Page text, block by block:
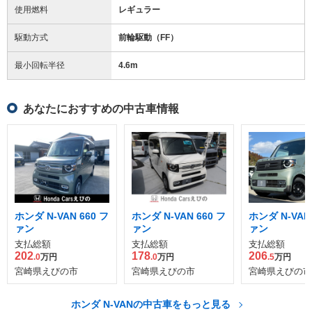
使用燃料 レギュラー
駆動方式 前輪駆動（FF）
最小回転半径 4.6m
あなたにおすすめの中古車情報
ホンダ N-VAN 660 フ
ァン
支払総額
202.0万円
宮崎県えびの市
ホンダ N-VAN 660 フ
ァン
支払総額
178.0万円
宮崎県えびの市
ホンダ N-
ァン
支払総額
206.5万円
宮崎県えびの市
ホンダ N-VANの中古車をもっと見る